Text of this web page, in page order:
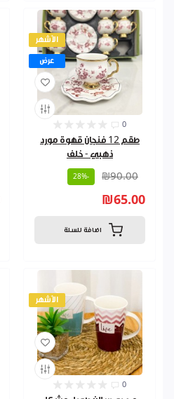
الأشهر
عرض
0
طقم 12 فنجان قهوة مورد
ذهبي - خلف
₪90.00
-28%
₪65.00
اضافة للسلة
الأشهر
0